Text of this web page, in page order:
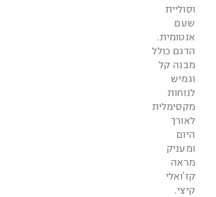
וסוליית
שעם
אנטומית.
הדגם כולל
מבנה קל
וגמיש
לנוחות
מקסימלית
לאורך
היום
ומעניק
מראה
קז'ואלי
קיצי.